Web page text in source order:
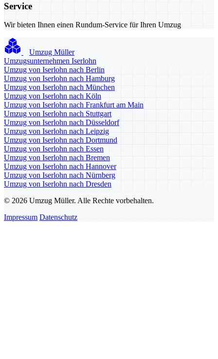
Service
Wir bieten Ihnen einen Rundum-Service für Ihren Umzug
Umzug Müller
Umzugsunternehmen Iserlohn
Umzug von Iserlohn nach Berlin
Umzug von Iserlohn nach Hamburg
Umzug von Iserlohn nach München
Umzug von Iserlohn nach Köln
Umzug von Iserlohn nach Frankfurt am Main
Umzug von Iserlohn nach Stuttgart
Umzug von Iserlohn nach Düsseldorf
Umzug von Iserlohn nach Leipzig
Umzug von Iserlohn nach Dortmund
Umzug von Iserlohn nach Essen
Umzug von Iserlohn nach Bremen
Umzug von Iserlohn nach Hannover
Umzug von Iserlohn nach Nürnberg
Umzug von Iserlohn nach Dresden
© 2026 Umzug Müller. Alle Rechte vorbehalten.
Impressum Datenschutz